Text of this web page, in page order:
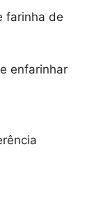
farinha de
enfarinhar